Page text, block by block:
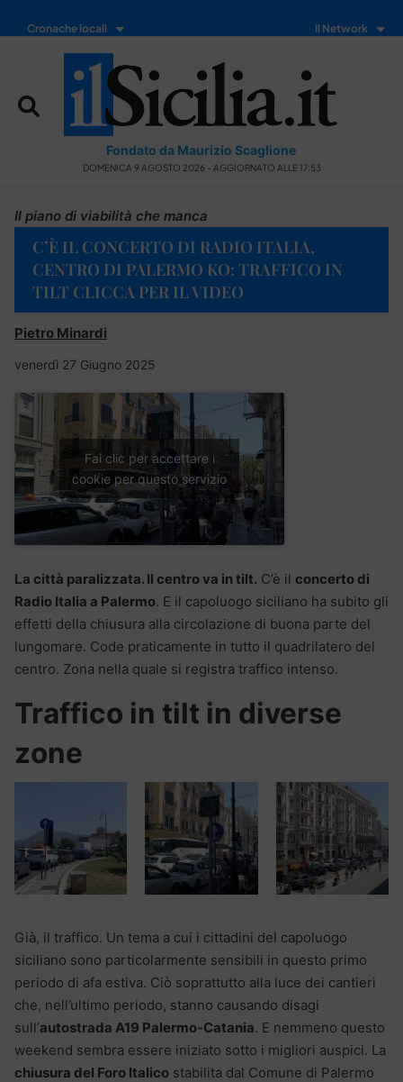
Cronache locali Il Network
Fondato da Maurizio Scaglione
DOMENICA 9 AGOSTO 2026 - AGGIORNATO ALLE 17:53
Il piano di viabilità che manca
C’È IL CONCERTO DI RADIO ITALIA,
CENTRO DI PALERMO KO: TRAFFICO IN
TILT CLICCA PER IL VIDEO
Pietro Minardi
venerdì 27 Giugno 2025
Fai clic per accettare i
cookie per questo servizio
La città paralizzata. Il centro va in tilt. C’è il concerto di
Radio Italia a Palermo. E il capoluogo siciliano ha subito gli
effetti della chiusura alla circolazione di buona parte del
lungomare. Code praticamente in tutto il quadrilatero del
centro. Zona nella quale si registra traffico intenso.
Traffico in tilt in diverse
zone
Già, il traffico. Un tema a cui i cittadini del capoluogo
siciliano sono particolarmente sensibili in questo primo
periodo di afa estiva. Ciò soprattutto alla luce dei cantieri
che, nell’ultimo periodo, stanno causando disagi
sull’autostrada A19 Palermo-Catania. E nemmeno questo
weekend sembra essere iniziato sotto i migliori auspici. La
chiusura del Foro Italico stabilita dal Comune di Palermo